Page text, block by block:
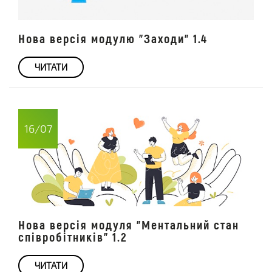
Нова версія модулю "Заходи" 1.4
ЧИТАТИ
16/07
Нова версія модуля "Ментальний стан
співробітників" 1.2
ЧИТАТИ